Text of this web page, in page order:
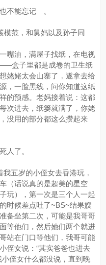
不能忘记 。
范，和舅妈以及孙子同
油，满屋子找纸，在电视
盒子里都是成卷的卫生纸
姥姥太会山寨了，遂拿去给
，一脸黑线，问你知道这纸
的预感。老妈接着说：这都
次进去，纸篓就满了，你姥
没用的部分都这么攒起来
人了。
五岁的小侄女去香港玩，
（话说真的是超美的星空
玩），第一次是三个人一起
时候差点吐了~BS~结果嫂
备坐第二次，可能是我哥哥
等他们，然后她们两个就进
站在门口等他们，我哥可能
侄女说：“其实爸爸也进去
侄女什么都没说，直到晚